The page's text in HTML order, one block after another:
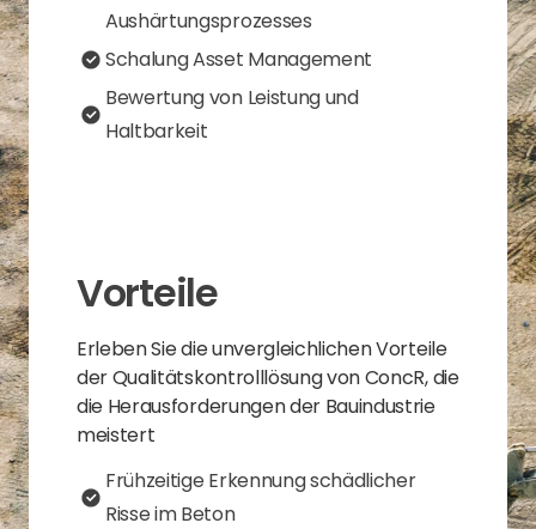
Aushärtungsprozesses
Schalung Asset Management
Bewertung von Leistung und
Haltbarkeit
Vorteile
Erleben Sie die unvergleichlichen Vorteile
der Qualitätskontrolllösung von ConcR, die
die Herausforderungen der Bauindustrie
meistert
Frühzeitige Erkennung schädlicher
Risse im Beton